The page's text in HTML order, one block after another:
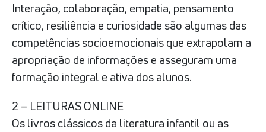
Interação, colaboração, empatia, pensamento
crítico, resiliência e curiosidade são algumas das
competências socioemocionais que extrapolam a
apropriação de informações e asseguram uma
formação integral e ativa dos alunos.
2 – LEITURAS ONLINE
Os livros clássicos da literatura infantil ou as